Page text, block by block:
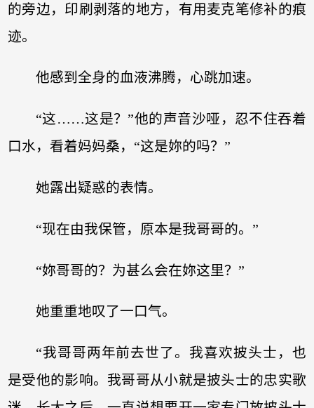
的旁边，印刷剥落的地方，有用麦克笔修补的痕
迹。
他感到全身的血液沸腾，心跳加速。
“这……这是？”他的声音沙哑，忍不住吞着
口水，看着妈妈桑，“这是妳的吗？”
她露出疑惑的表情。
“现在由我保管，原本是我哥哥的。”
“妳哥哥的？为甚么会在妳这里？”
她重重地叹了一口气。
“我哥哥两年前去世了。我喜欢披头士，也
是受他的影响。我哥哥从小就是披头士的忠实歌